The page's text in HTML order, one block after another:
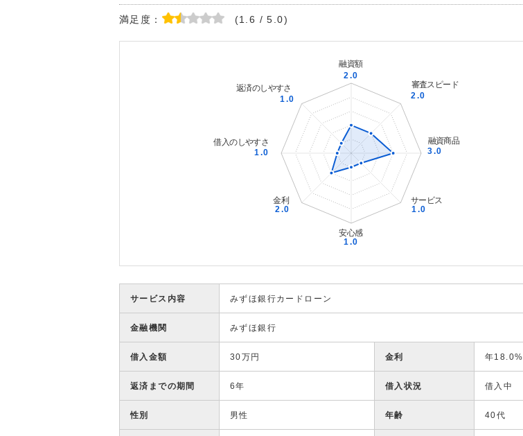
満足度： (1.6 / 5.0)
サービス内容 みずほ銀行カードローン
金融機関 みずほ銀行
借入金額 30万円 金利 年18.0%
返済までの期間 6年 借入状況 借入中
性別 男性 年齢 40代